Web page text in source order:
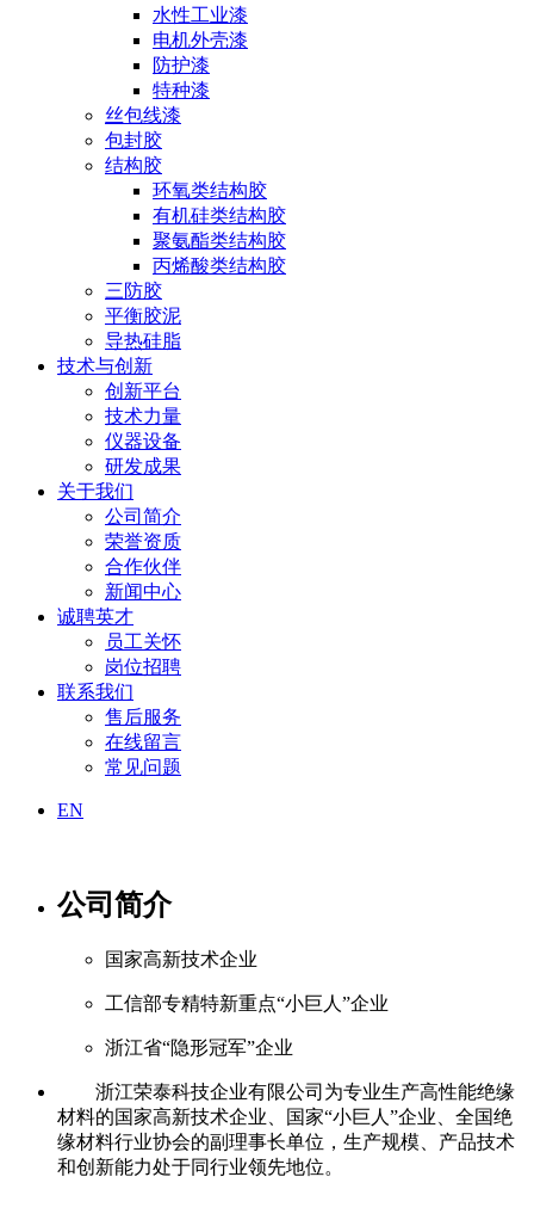
水性工业漆
电机外壳漆
防护漆
特种漆
丝包线漆
包封胶
结构胶
环氧类结构胶
有机硅类结构胶
聚氨酯类结构胶
丙烯酸类结构胶
三防胶
平衡胶泥
导热硅脂
技术与创新
创新平台
技术力量
仪器设备
研发成果
关于我们
公司简介
荣誉资质
合作伙伴
新闻中心
诚聘英才
员工关怀
岗位招聘
联系我们
售后服务
在线留言
常见问题
EN
公司简介
国家高新技术企业
工信部专精特新重点“小巨人”企业
浙江省“隐形冠军”企业
浙江荣泰科技企业有限公司为专业生产高性能绝缘
材料的国家高新技术企业、国家“小巨人”企业、全国绝
缘材料行业协会的副理事长单位，生产规模、产品技术
和创新能力处于同行业领先地位。